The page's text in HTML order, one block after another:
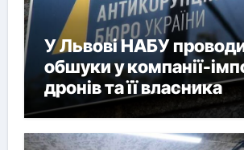
У Львові НАБУ
обшуки у компанії-
дронів та її власника